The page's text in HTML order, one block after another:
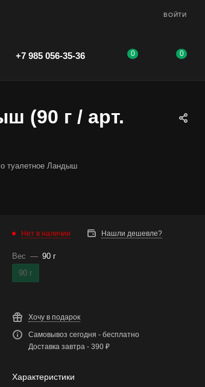
ВОЙТИ
+7 985 056-35-36 0 0
(90 г / арт.
туалетное Ландыш
Нет в наличии Нашли дешевле?
Вес — 90 г
90 г
Хочу в подарок
Самовывоз сегодня - бесплатно
Доставка завтра - 390 ₽
Характеристики